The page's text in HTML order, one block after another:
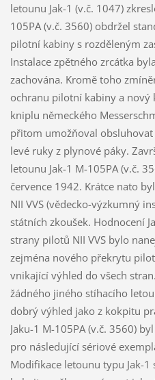
letounu Jak-1 (v.č. 1047)
105PA (v.č. 3560) obdržel
pilotní kabiny s rozděleným
Instalace zpětného zrcátka
zachována. Kromě toho
ochranu pilotní kabiny a nový
kniplu německého
přitom umožňoval
levé ruky z plynové páky.
letounu Jak-1 M-105PA (v.č.
července 1942. Krátce nato
NII VVS (vědecko-výzkumný
státních zkoušek. Hodnocení
strany pilotů NII VVS bylo
zejména nového překrytu
vnikající výhled do všech
žádného jiného stíhacího
dobrý výhled jako z kokpitu
Jaku-1 M-105PA (v.č. 3560)
pro následující sériové
Modifikace letounu typu Jak-